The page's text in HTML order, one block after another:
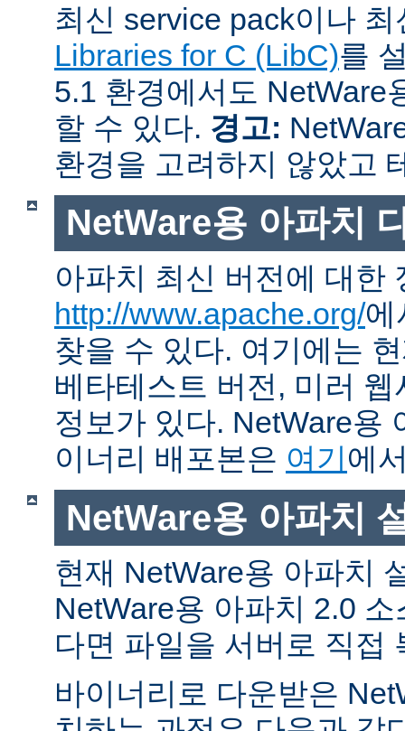
최신 service pack이나
Libraries for C (LibC)를
5.1 환경에서도 NetWare
할 수 있다. 경고:
환경을 고려하지 않았고
NetWare용 아파치
아파치 최신 버전에 대한
http://www.apache.org/에
찾을 수 있다. 여기에는
베타테스트 버전, 미러
정보가 있다. NetWare용
이너리 배포본은 여기에
NetWare용 아파치
현재 NetWare용 아파치
NetWare용 아파치 2.0
다면 파일을 서버로 직접
바이너리로 다운받은